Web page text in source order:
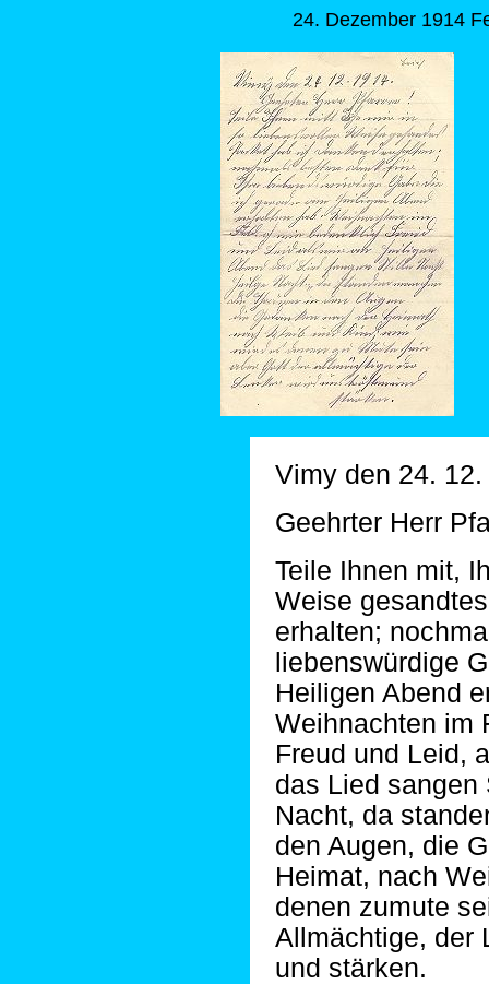
24. Dezember 1914
Vimy den 24. 12.
Geehrter Herr
Teile Ihnen mit,
Weise
erhalten;
liebenswürdige
Heiligen Abend
Weihnachten im
Freud und Leid,
das Lied
Nacht, da
den Augen, die
Heimat, nach
denen zumute
Allmächtige, der
und stärken.